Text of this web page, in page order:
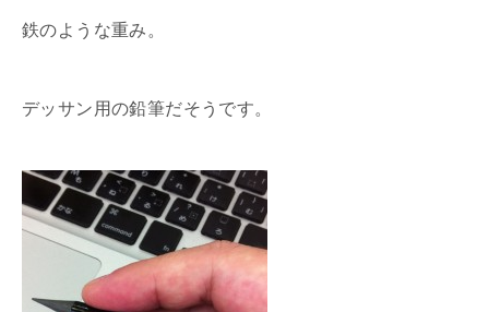
鉄のような重み。
デッサン用の鉛筆だそうです。